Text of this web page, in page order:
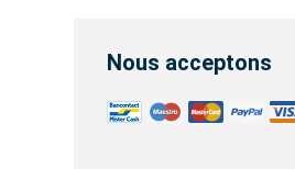
Nous acceptons